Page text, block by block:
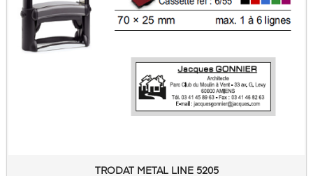
TRODAT METAL LINE 5205